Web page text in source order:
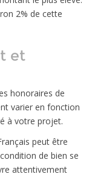
2% de cette
et
honoraires de
varier en fonction
à votre projet.
peut être
de bien se
attentivement